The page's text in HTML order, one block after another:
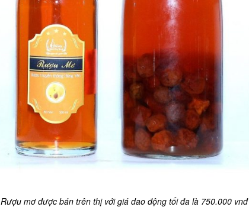
Rượu mơ được bán trên thị với giá dao động tối đa là 750.000 vnđ